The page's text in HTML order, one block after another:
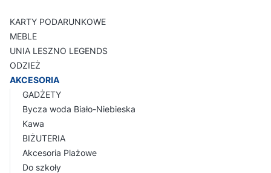
KARTY PODARUNKOWE
MEBLE
UNIA LESZNO LEGENDS
ODZIEŻ
AKCESORIA
GADŻETY
Bycza woda Biało-Niebieska
Kawa
BIŻUTERIA
Akcesoria Plażowe
Do szkoły